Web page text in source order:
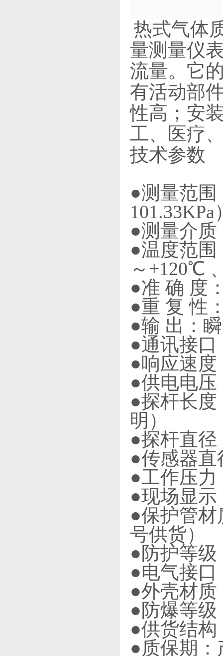
热式气体
量测量仪
流量。它
有活动部
性高；安
工、医疗
技术参数
●测量范围
101.33KPa
●测量介
●温度范
～+120℃
●准 确 度
●重 复 性
●输 出：
●通讯接口
●响应速度
●供电电压
●探杆长度
明）
●探杆直径
●传感器直
●工作压力
●现场显示
●保护管材
号供货）
●防护等级
●电气接口
●外壳材
●防爆等级
●供货结
●质保期